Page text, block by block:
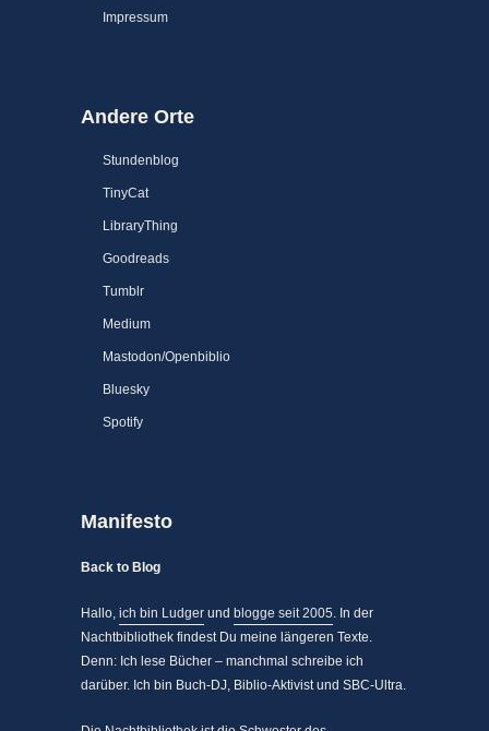
Impressum
Andere Orte
Stundenblog
TinyCat
LibraryThing
Goodreads
Tumblr
Medium
Mastodon/Openbiblio
Bluesky
Spotify
Manifesto
Back to Blog
Hallo, ich bin Ludger und blogge seit 2005. In der
Nachtbibliothek findest Du meine längeren Texte.
Denn: Ich lese Bücher – manchmal schreibe ich
darüber. Ich bin Buch-DJ, Biblio-Aktivist und SBC-Ultra.